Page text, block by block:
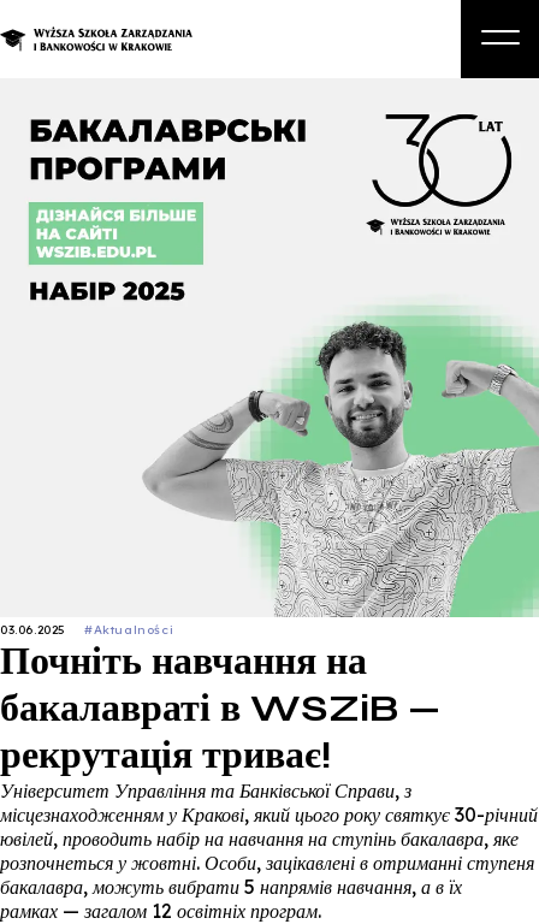
03.06.2025 #Aktualności
Почніть навчання на
бакалавраті в WSZiB —
рекрутація триває!
Університет Управління та Банківської Справи, з
місцезнаходженням у Кракові, який цього року святкує 30-річний
ювілей, проводить набір на навчання на ступінь бакалавра, яке
розпочнеться у жовтні. Особи, зацікавлені в отриманні ступеня
бакалавра, можуть вибрати 5 напрямів навчання, а в їх
рамках — загалом 12 освітніх програм.